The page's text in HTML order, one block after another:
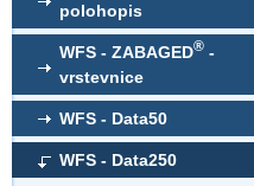
polohopis
WFS - ZABAGED® -
vrstevnice
WFS - Data50
WFS - Data250